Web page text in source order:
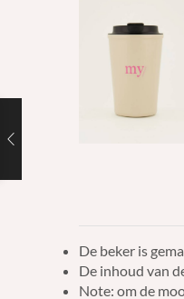
De beker is
De inhoud van
Note: om de